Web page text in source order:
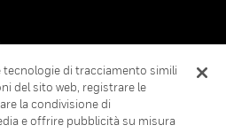
tecnologie di tracciamento simili
del sito web, registrare le
la condivisione di
e offrire pubblicità su misura